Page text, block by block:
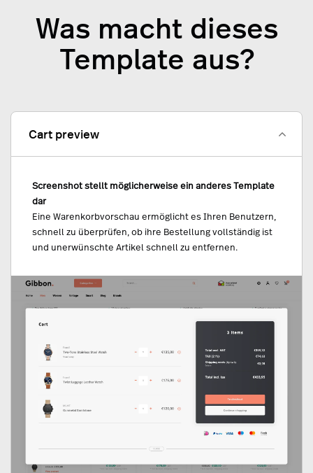
Was macht dieses
Template aus?
Cart preview
Screenshot stellt möglicherweise ein anderes Template
dar
Eine Warenkorbvorschau ermöglicht es Ihren Benutzern,
schnell zu überprüfen, ob ihre Bestellung vollständig ist
und unerwünschte Artikel schnell zu entfernen.